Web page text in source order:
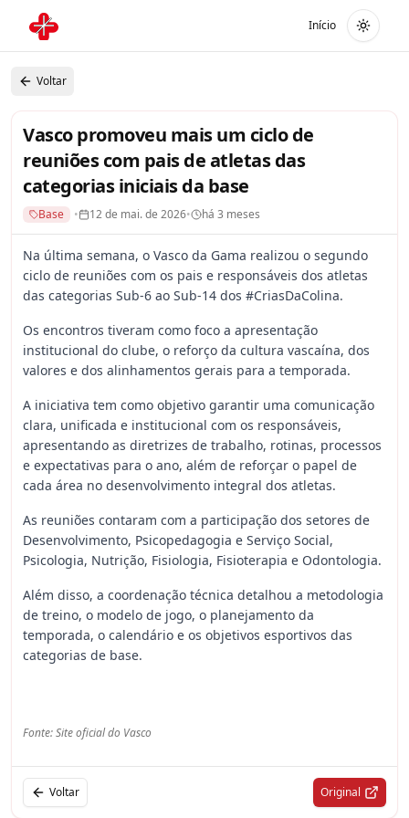
Início
Voltar
Vasco promoveu mais um ciclo de
reuniões com pais de atletas das
categorias iniciais da base
Base • 12 de mai. de 2026• há 3 meses
Na última semana, o Vasco da Gama realizou o segundo
ciclo de reuniões com os pais e responsáveis dos atletas
das categorias Sub-6 ao Sub-14 dos #CriasDaColina.
Os encontros tiveram como foco a apresentação
institucional do clube, o reforço da cultura vascaína, dos
valores e dos alinhamentos gerais para a temporada.
A iniciativa tem como objetivo garantir uma comunicação
clara, unificada e institucional com os responsáveis,
apresentando as diretrizes de trabalho, rotinas, processos
e expectativas para o ano, além de reforçar o papel de
cada área no desenvolvimento integral dos atletas.
As reuniões contaram com a participação dos setores de
Desenvolvimento, Psicopedagogia e Serviço Social,
Psicologia, Nutrição, Fisiologia, Fisioterapia e Odontologia.
Além disso, a coordenação técnica detalhou a metodologia
de treino, o modelo de jogo, o planejamento da
temporada, o calendário e os objetivos esportivos das
categorias de base.
Fonte: Site oficial do Vasco
Voltar Original